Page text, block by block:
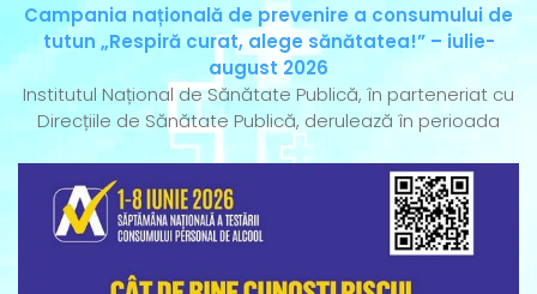
Campania națională de prevenire a consumului de
tutun „Respiră curat, alege sănătatea!” – iulie-
august 2026
Institutul Național de Sănătate Publică, în parteneriat cu
Direcțiile de Sănătate Publică, derulează în perioada